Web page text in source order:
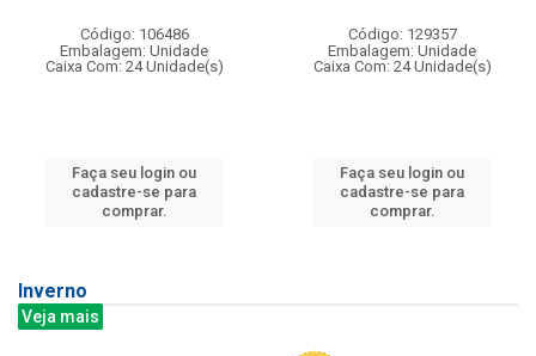
Código: 106486
Embalagem: Unidade
Caixa Com: 24 Unidade(s)
Faça seu login ou
cadastre-se para
comprar.
Código: 129357
Embalagem: Unidade
Caixa Com: 24 Unidade(s)
Faça seu login ou
cadastre-se para
comprar.
Inverno
Veja mais